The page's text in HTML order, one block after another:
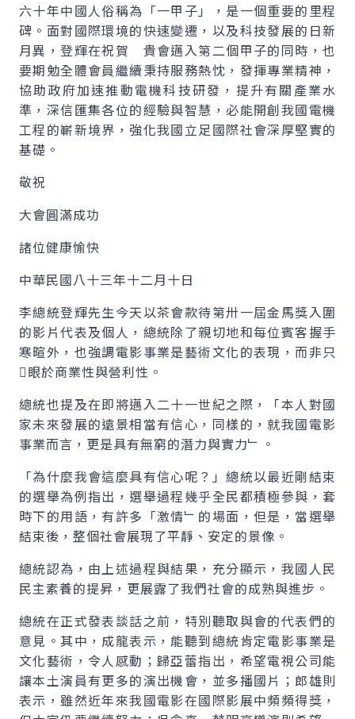
六十年中國人俗稱為「一甲子」，是一個重要的里程
碑。面對國際環境的快速變遷，以及科技發展的日新
月異，登輝在祝賀 貴會邁入第二個甲子的同時，也
要期勉全體會員繼續秉持服務熱忱，發揮專業精神，
協助政府加速推動電機科技研發，提升有關產業水
準，深信匯集各位的經驗與智慧，必能開創我國電機
工程的嶄新境界，強化我國立足國際社會深厚堅實的
基礎。
敬祝
大會圓滿成功
諸位健康愉快
中華民國八十三年十二月十日
李總統登輝先生今天以茶會款待第卅一屆金馬獎入圍
的影片代表及個人，總統除了親切地和每位賓客握手
寒暄外，也強調電影事業是藝術文化的表現，而非只
眼於商業性與營利性。
總統也提及在即將邁入二十一世紀之際，「本人對國
家未來發展的遠景相當有信心，同樣的，就我國電影
事業而言，更是具有無窮的潛力與實力﹂。
「為什麼我會這麼具有信心呢？」總統以最近剛結束
的選舉為例指出，選舉過程幾乎全民都積極參與，套
時下的用語，有許多「激情﹂的場面，但是，當選舉
結束後，整個社會展現了平靜、安定的景像。
總統認為，由上述過程與結果，充分顯示，我國人民
民主素養的提昇，更展露了我們社會的成熟與進步。
總統在正式發表談話之前，特別聽取與會的代表們的
意見。其中，成龍表示，能聽到總統肯定電影事業是
文化藝術，令人感動；歸亞蕾指出，希望電視公司能
讓本土演員有更多的演出機會，並多播國片；郎雄則
表示，雖然近年來我國電影在國際影展中頻頻得獎，